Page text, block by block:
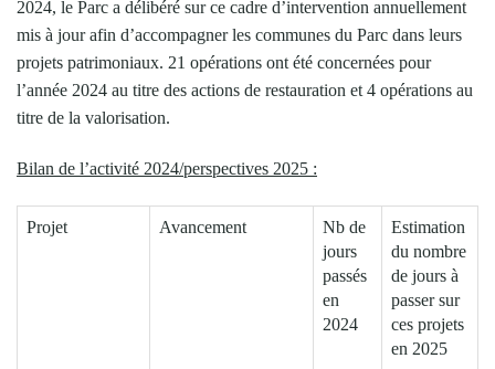
2024, le Parc a délibéré sur ce cadre d’intervention annuellement
mis à jour afin d’accompagner les communes du Parc dans leurs
projets patrimoniaux. 21 opérations ont été concernées pour
l’année 2024 au titre des actions de restauration et 4 opérations au
titre de la valorisation.
Bilan de l’activité 2024/perspectives 2025 :
Projet Avancement
Nb de
jours
passés
en
2024
Estimation
du nombre
de jours à
passer sur
ces projets
en 2025